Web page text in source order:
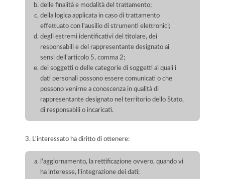
delle finalità e modalità del trattamento;
della logica applicata in caso di trattamento
effettuato con l'ausilio di strumenti elettronici;
degli estremi identificativi del titolare, dei
responsabili e del rappresentante designato ai
sensi dell'articolo 5, comma 2;
dei soggetti o delle categorie di soggetti ai quali i
dati personali possono essere comunicati o che
possono venirne a conoscenza in qualità di
rappresentante designato nel territorio dello Stato,
di responsabili o incaricati.
3. L'interessato ha diritto di ottenere:
l'aggiornamento, la rettificazione ovvero, quando vi
ha interesse, l'integrazione dei dati;